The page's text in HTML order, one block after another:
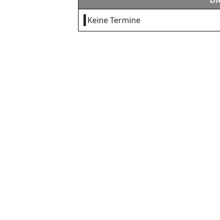
Keine Termine